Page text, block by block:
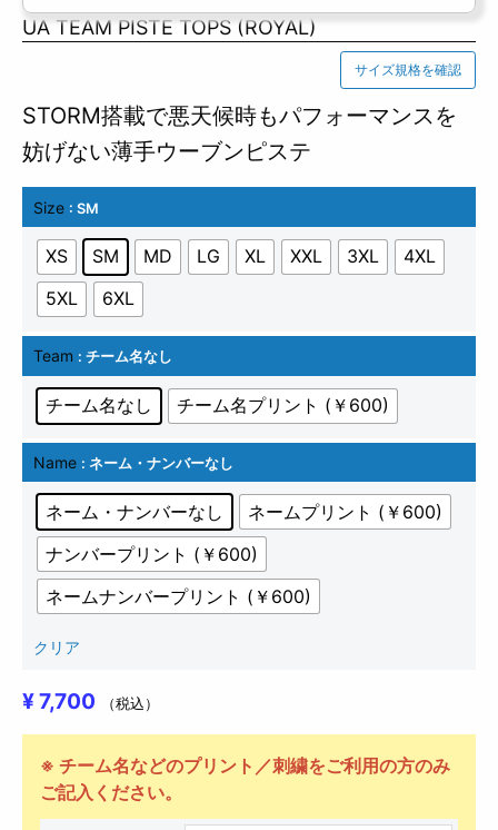
UA TEAM PISTE TOPS (ROYAL)
サイズ規格を確認
STORM搭載で悪天候時もパフォーマンスを
妨げない薄手ウーブンピステ
Size : SM
XS SM MD LG XL XXL 3XL
4XL
5XL
6XL
Team : チーム名なし
チーム名なし チーム名プリント (￥600)
Name : ネーム・ナンバーなし
ネーム・ナンバーなし
ネームプリント (￥600)
ナンバープリント (￥600)
ネームナンバープリント (￥600)
クリア
¥7,700 （税込）